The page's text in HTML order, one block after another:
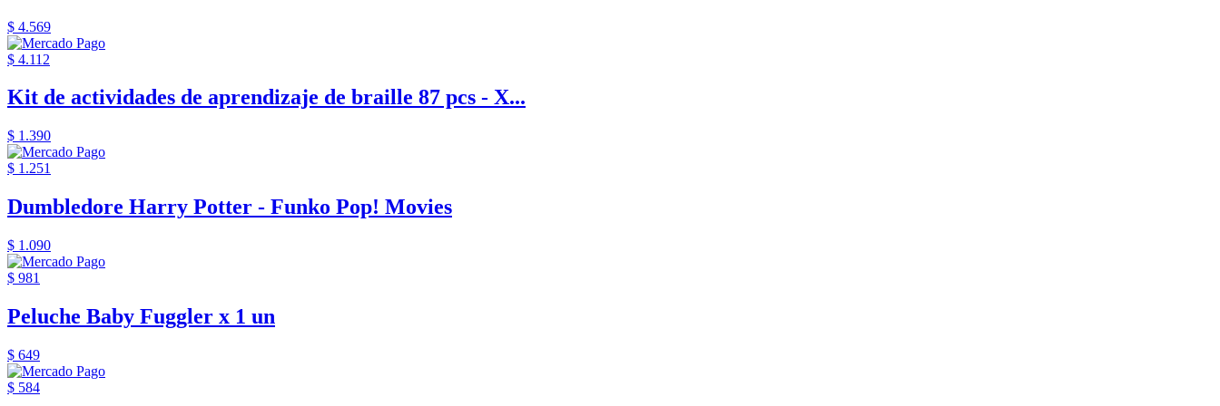
$ 4.569
$ 4.112
Kit de actividades de aprendizaje de braille 87 pcs - X...
$ 1.390
$ 1.251
Dumbledore Harry Potter - Funko Pop! Movies
$ 1.090
$ 981
Peluche Baby Fuggler x 1 un
$ 649
$ 584